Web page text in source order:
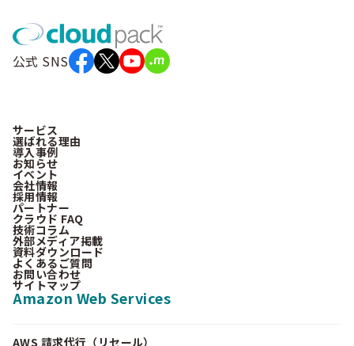
公式 SNS
サービス
選ばれる理由
導入事例
お知らせ
イベント
会社情報
採用情報
パートナー
クラウド FAQ
技術コラム
外部メディア掲載
資料ダウンロード
よくあるご質問
お問い合わせ
サイトマップ
Amazon Web Services
AWS 請求代行（リセール）